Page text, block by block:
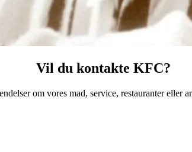
Vil du kontakte KFC?
om vores mad, service, restauranter eller